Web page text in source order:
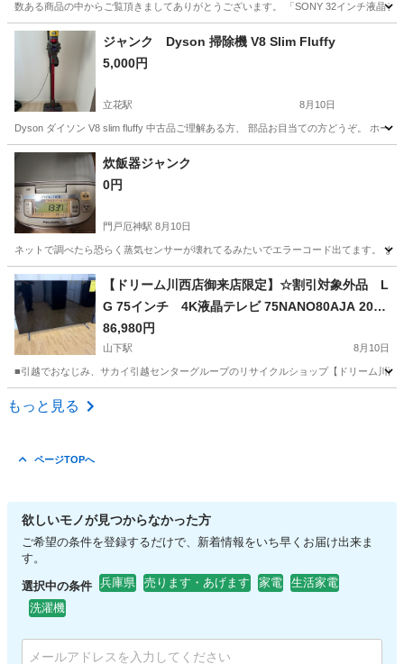
数ある商品の中からご覧頂きましてありがとうございます。 「SONY 32インチ液晶
兵庫 尼崎市 SONY
ジャンク Dyson 掃除機 V8 Slim Fluffy
5,000円
立花駅 8月10日
Dyson ダイソン V8 slim fluffy 中古品ご理解ある方、 部品お目当ての方どうぞ。 ホー
兵庫 尼崎市 立花駅 生活家電
炊飯器ジャンク
0円
門戸厄神駅 8月10日
ネットで調べたら恐らく蒸気センサーが壊れてるみたいでエラーコード出てます。
兵庫 西宮市 門戸厄神駅 キッチン家電
【ドリーム川西店御来店限定】☆割引対象外品 L
G 75インチ 4K液晶テレビ 75NANO80AJA 2025
年7月製造品 アウトレット品／クリーニング済み
【2125560000080178】
86,980円
山下駅 8月10日
■引越でおなじみ、サカイ引越センターグループのリサイクルショップ【ドリーム
兵庫 川西市
もっと見る
ページTOPへ
欲しいモノが見つからなかった方
ご希望の条件を登録するだけで、新着情報をいち早くお届け出来ま
す。
選択中の条件 兵庫県 売ります・あげます 家電
生活家電
洗濯機